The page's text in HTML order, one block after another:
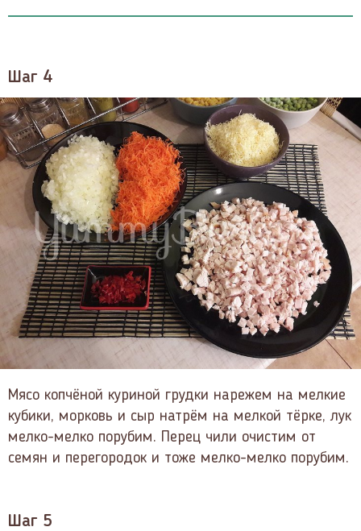
Шаг 4
Мясо копчёной куриной грудки нарежем на мелкие
кубики, морковь и сыр натрём на мелкой тёрке, лук
мелко-мелко порубим. Перец чили очистим от
семян и перегородок и тоже мелко-мелко порубим.
Шаг 5